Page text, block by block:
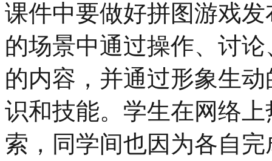
课件中要做好拼图游戏
的场景中通过操作、讨
的内容，并通过形象生
识和技能。学生在网络
索，同学间也因为各自